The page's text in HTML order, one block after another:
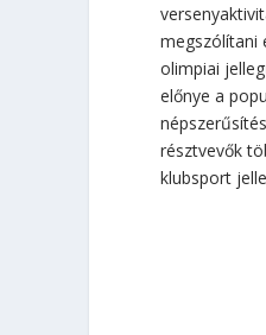
megszólítani
olimpiai
előnye a
résztvevők
klubsport